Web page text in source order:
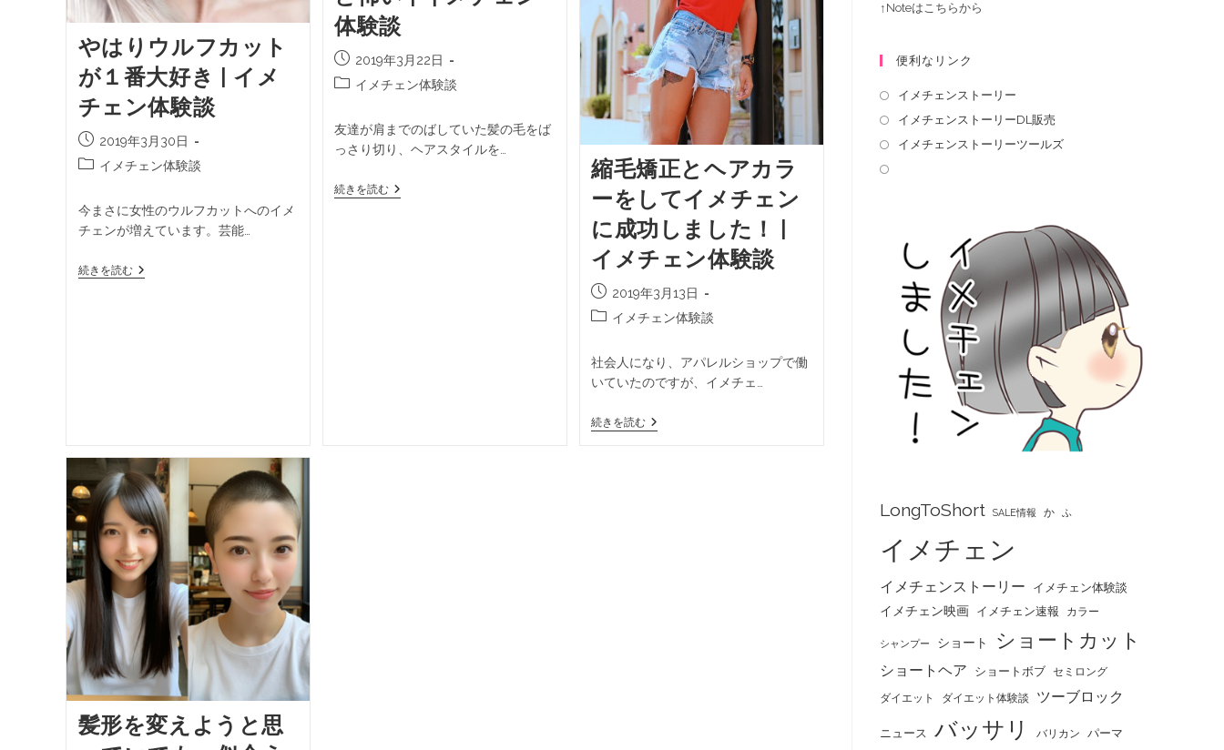
やはりウルフカット
が１番大好き | イメ
チェン体験談
2019年3月30日
イメチェン体験談
今まさに女性のウルフカットへのイメ
チェンが増えています。芸能…
続きを読む
体験談
2019年3月22日
イメチェン体験談
友達が肩までのばしていた髪の毛をば
っさり切り、ヘアスタイルを…
続きを読む
縮毛矯正とヘアカラ
ーをしてイメチェン
に成功しました！ |
イメチェン体験談
2019年3月13日
イメチェン体験談
社会人になり、アパレルショップで働
いていたのですが、イメチェ…
続きを読む
髪形を変えようと思
↑Noteはこちらから
便利なリンク
イメチェンストーリー
イメチェンストーリーDL販売
イメチェンストーリーツールズ
LongToShort SALE情報 か ふ
イメチェン
イメチェンストーリー イメチェン体験談
イメチェン映画 イメチェン速報 カラー
シャンプー ショート ショートカット
ショートヘア ショートボブ セミロング
ダイエット ダイエット体験談 ツーブロック
ニュース バッサリ バリカン パーマ